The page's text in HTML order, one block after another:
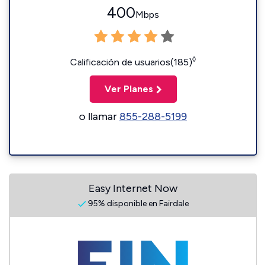
400Mbps
Calificación de usuarios(185)◊
Ver Planes
o llamar855-288-5199
Easy Internet Now
95% disponible en Fairdale